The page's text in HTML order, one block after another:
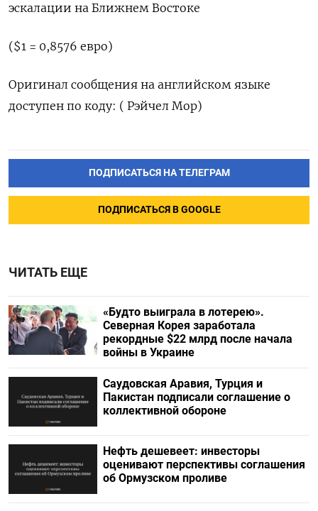
эскалации на ‌Ближнем Востоке
($1 = 0,8576 евро)
Оригинал сообщения на ​английском языке
доступен по ‌коду: ( Рэйчел Мор)
ПОДПИСАТЬСЯ НА ТЕЛЕГРАМ
ПОДПИСАТЬСЯ В GOOGLE
ЧИТАТЬ ЕЩЕ
«Будто выиграла в лотерею».
Северная Корея заработала
рекордные $22 млрд после начала
войны в Украине
Саудовская Аравия, Турция и
Пакистан подписали соглашение о
коллективной обороне
Нефть дешевеет: инвесторы
оценивают перспективы соглашения
об Ормузском проливе